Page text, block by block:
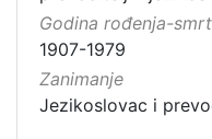
Godina rođenja-
1907-1979
Zanimanje
Jezikoslovac i